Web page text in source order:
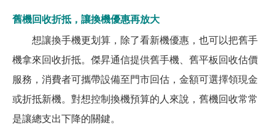
舊機回收折抵，讓換機優惠再放大
想讓換手機更划算，除了看新機優惠，也可以把舊手
機拿來回收折抵。傑昇通信提供舊手機、舊平板回收估價
服務，消費者可攜帶設備至門市回估，金額可選擇領現金
或折抵新機。對想控制換機預算的人來說，舊機回收常常
是讓總支出下降的關鍵。